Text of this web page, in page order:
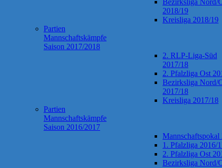
2018/19
Kreisliga 2018/19
Partien
Mannschaftskämpfe
Saison 2017/2018
2. RLP-Liga-Süd
2017/18
2. Pfalzliga Ost
Bezirksliga Nord/
2017/18
Kreisliga 2017/18
Partien
Mannschaftskämpfe
Saison 2016/2017
Mannschaftspokal
1. Pfalzliga 2016/
2. Pfalzliga Ost
Bezirksliga Nord/